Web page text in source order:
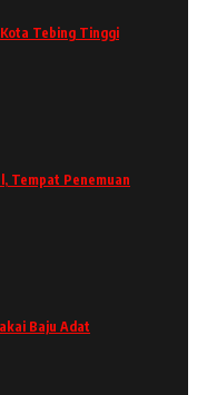
Tebing Tinggi
Tempat Penemuan
Baju Adat